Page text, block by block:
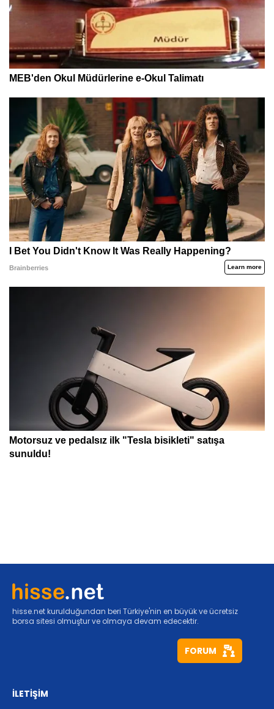
hisse.net kurulduğundan beri Türkiye'nin en büyük ve ücretsiz
borsa sitesi olmuştur ve olmaya devam edecektir.
FORUM
İLETİŞİM